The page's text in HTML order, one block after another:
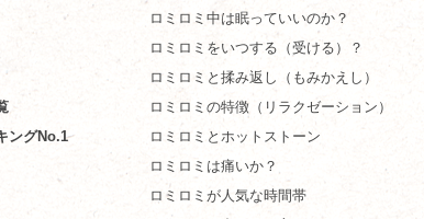
ングNo.1
ロミロミ中は眠っていいのか？
ロミロミをいつする（受ける）？
ロミロミと揉み返し（もみかえし）
ロミロミの特徴（リラクゼーション）
ロミロミとホットストーン
ロミロミは痛いか？
ロミロミが人気な時間帯